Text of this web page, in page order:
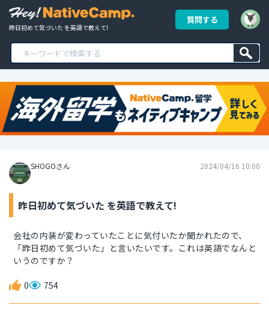
昨日初めて気づいた を英語で教えて!
質問する
SHOGOさん 2024/04/16 10:00
昨日初めて気づいた を英語で教えて!
会社の内装が変わっていたことに気付いたか聞かれたので、
「昨日初めて気づいた」と言いたいです。これは英語でなんと
いうのですか？
0 754